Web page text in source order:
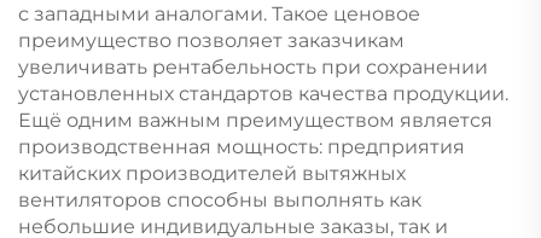
с западными аналогами. Такое ценовое
преимущество позволяет заказчикам
увеличивать рентабельность при сохранении
установленных стандартов качества продукции.
Ещё одним важным преимуществом является
производственная мощность: предприятия
китайских производителей вытяжных
вентиляторов способны выполнять как
небольшие индивидуальные заказы, так и